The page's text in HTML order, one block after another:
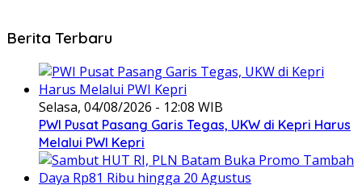
Berita Terbaru
Selasa, 04/08/2026 - 12:08 WIB
PWI Pusat Pasang Garis Tegas, UKW di Kepri Harus
Melalui PWI Kepri